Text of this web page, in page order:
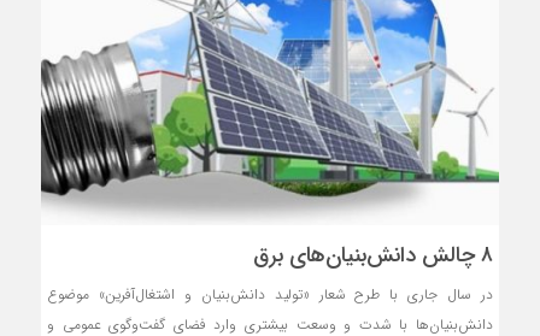
۸ چالش دانش‌بنیان‌های برق
در سال ‌‌جاری با طرح شعار «تولید دانش‌‌بنیان و اشتغال‌‌آفرین» موضوع
دانش‌‌بنیان‌‌ها با شدت و وسعت بیشتری وارد فضای گفت‌وگوی عمومی و